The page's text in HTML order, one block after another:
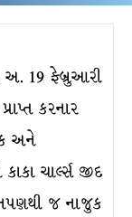
અ. 19 ફેબ્રુઆરી
કરનાર
અને
ચાર્લ્સ જીદ
જ નાજુક